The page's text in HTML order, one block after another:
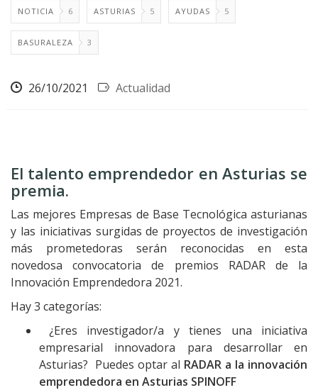
NOTICIA 6 ASTURIAS 5 AYUDAS 5
BASURALEZA 3
26/10/2021 Actualidad
El talento emprendedor en Asturias se
premia.
Las mejores Empresas de Base Tecnológica asturianas
y las iniciativas surgidas de proyectos de investigación
más prometedoras serán reconocidas en esta
novedosa convocatoria de premios RADAR de la
Innovación Emprendedora 2021.
Hay 3 categorías:
¿Eres investigador/a y tienes una iniciativa
empresarial innovadora para desarrollar en
Asturias? Puedes optar al RADAR a la innovación
emprendedora en Asturias SPINOFF